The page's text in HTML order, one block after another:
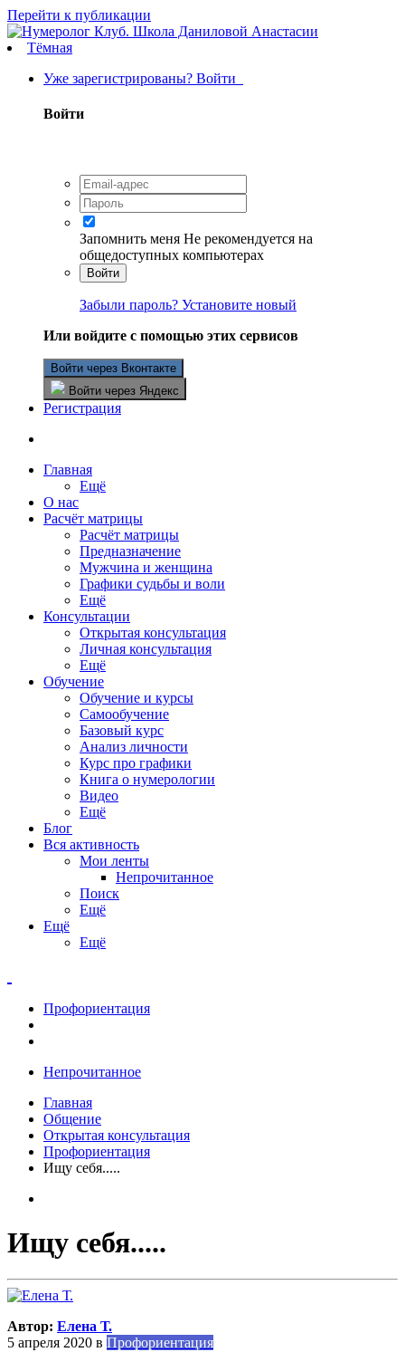
Перейти к публикации
Тёмная
Уже зарегистрированы? Войти
Войти
Запомнить меня Не рекомендуется на
общедоступных компьютерах
Войти
Забыли пароль? Установите новый
Или войдите с помощью этих сервисов
Войти через Вконтакте
Войти через Яндекс
Регистрация
Главная
Ещё
О нас
Расчёт матрицы
Расчёт матрицы
Предназначение
Мужчина и женщина
Графики судьбы и воли
Ещё
Консультации
Открытая консультация
Личная консультация
Ещё
Обучение
Обучение и курсы
Самообучение
Базовый курс
Анализ личности
Курс про графики
Книга о нумерологии
Видео
Ещё
Блог
Вся активность
Мои ленты
Непрочитанное
Поиск
Ещё
Ещё
Ещё
Профориентация
Непрочитанное
Главная
Общение
Открытая консультация
Профориентация
Ищу себя.....
Ищу себя.....
Автор: Елена Т.
5 апреля 2020 в Профориентация